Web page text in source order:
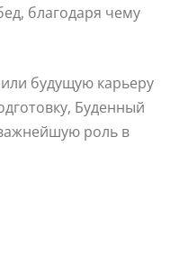
благодаря чему
будущую карьеру
Буденный
роль в